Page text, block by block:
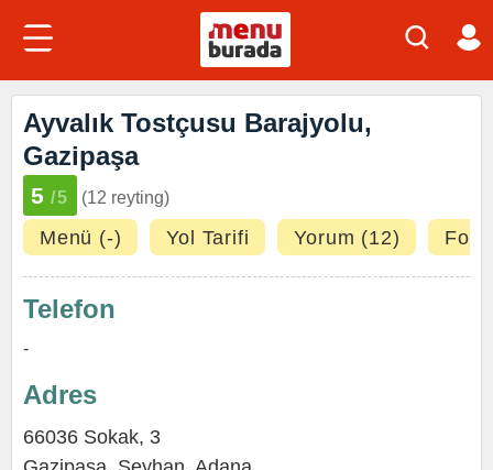
Ayvalık Tostçusu Barajyolu,
Gazipaşa
5 /5 (12 reyting)
Menü (-) Yol Tarifi Yorum (12)
Telefon
-
Adres
66036 Sokak, 3